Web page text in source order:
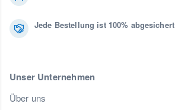
Jede Bestellung ist 100% abgesichert
Unser Unternehmen
Über uns